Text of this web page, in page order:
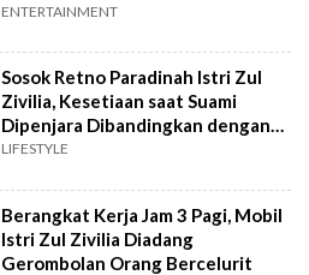
ENTERTAINMENT
Sosok Retno Paradinah Istri Zul
Zivilia, Kesetiaan saat Suami
Dipenjara Dibandingkan dengan
Irish Bella
LIFESTYLE
Berangkat Kerja Jam 3 Pagi, Mobil
Istri Zul Zivilia Diadang
Gerombolan Orang Bercelurit